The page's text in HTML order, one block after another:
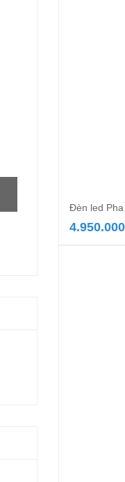
Đèn led
4.950.000